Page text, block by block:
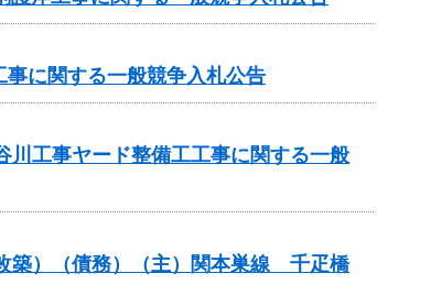
に関する一般競争入札公告
川工事ヤード整備工工事に関する一般
築）（債務）（主）関本巣線 千疋橋